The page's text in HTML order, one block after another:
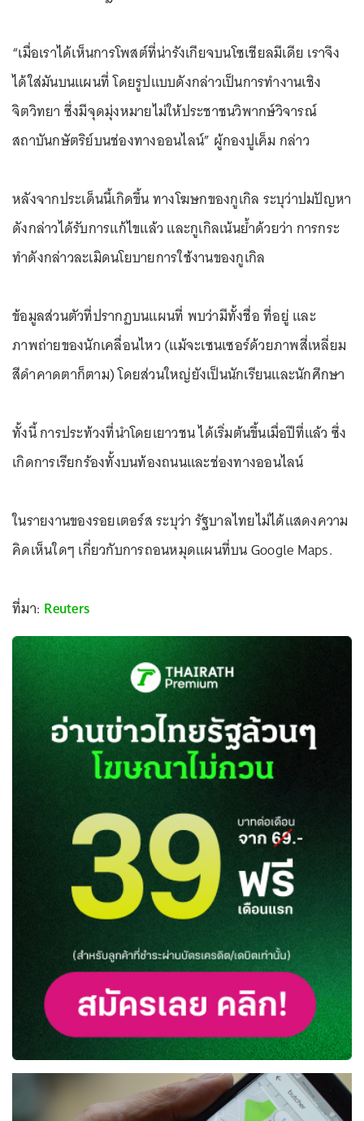
“เมื่อเราได้เห็นการโพสต์ที่น่ารังเกียจบนโซเชียลมีเดีย เราจึง
ได้ใส่มันบนแผนที่ โดยรูปแบบดังกล่าวเป็นการทำงานเชิง
จิตวิทยา ซึ่งมีจุดมุ่งหมายไม่ให้ประชาชนวิพากษ์วิจารณ์
สถาบันกษัตริย์บนช่องทางออนไลน์” ผู้กองปูเค็ม กล่าว
หลังจากประเด็นนี้เกิดขึ้น ทางโฆษกของกูเกิล ระบุว่าปมปัญหา
ดังกล่าวได้รับการแก้ไขแล้ว และกูเกิลเน้นย้ำด้วยว่า การกระ
ทำดังกล่าวละเมิดนโยบายการใช้งานของกูเกิล
ข้อมูลส่วนตัวที่ปรากฏบนแผนที่ พบว่ามีทั้งชื่อ ที่อยู่ และ
ภาพถ่ายของนักเคลื่อนไหว (แม้จะเซนเซอร์ด้วยภาพสี่เหลี่ยม
สีดำคาดตาก็ตาม) โดยส่วนใหญ่ยังเป็นนักเรียนและนักศึกษา
ทั้งนี้ การประท้วงที่นำโดยเยาวชน ได้เริ่มต้นขึ้นเมื่อปีที่แล้ว ซึ่ง
เกิดการเรียกร้องทั้งบนท้องถนนและช่องทางออนไลน์
ในรายงานของรอยเตอร์ส ระบุว่า รัฐบาลไทยไม่ได้แสดงความ
คิดเห็นใดๆ เกี่ยวกับการถอนหมุดแผนที่บน Google Maps.
ที่มา: Reuters